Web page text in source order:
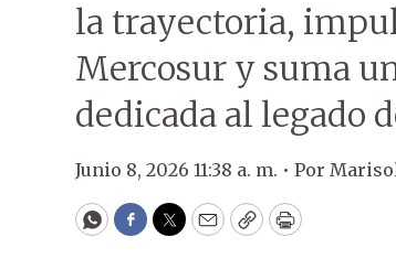
la trayectoria,
Mercosur y suma
dedicada al legado
Junio 8, 2026 11:38 a. m. • Por
WhatsApp
Facebook
Twitter
EmailCopyPrint